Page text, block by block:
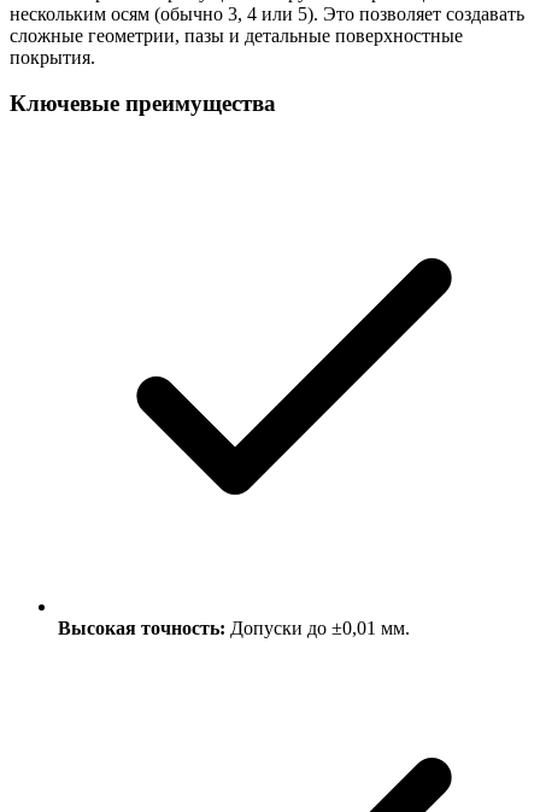
нескольким осям (обычно 3, 4 или 5). Это позволяет создавать
сложные геометрии, пазы и детальные поверхностные
покрытия.
Ключевые преимущества
Высокая точность: Допуски до ±0,01 мм.